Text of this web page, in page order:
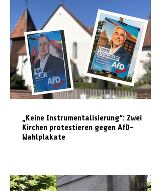
„Keine Instrumentalisierung“: Zwei
Kirchen protestieren gegen AfD-
Wahlplakate